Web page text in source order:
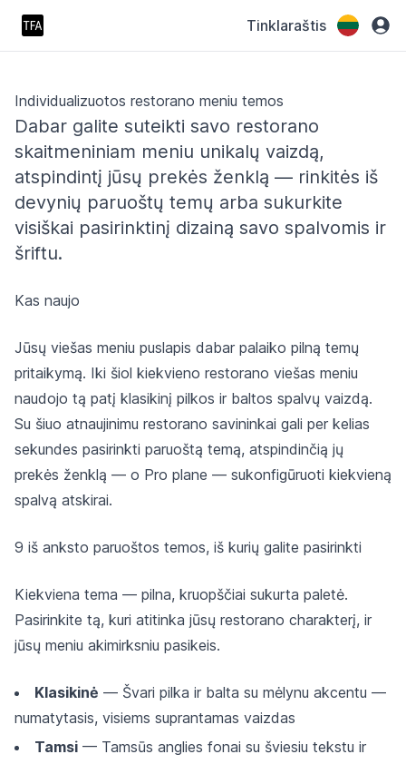
Tinklaraštis
Individualizuotos restorano meniu temos
Dabar galite suteikti savo restorano
skaitmeniniam meniu unikalų vaizdą,
atspindintį jūsų prekės ženklą — rinkitės iš
devynių paruoštų temų arba sukurkite
visiškai pasirinktinį dizainą savo spalvomis ir
šriftu.
Kas naujo
Jūsų viešas meniu puslapis dabar palaiko pilną temų
pritaikymą. Iki šiol kiekvieno restorano viešas meniu
naudojo tą patį klasikinį pilkos ir baltos spalvų vaizdą.
Su šiuo atnaujinimu restorano savininkai gali per kelias
sekundes pasirinkti paruoštą temą, atspindinčią jų
prekės ženklą — o Pro plane — sukonfigūruoti kiekvieną
spalvą atskirai.
9 iš anksto paruoštos temos, iš kurių galite pasirinkti
Kiekviena tema — pilna, kruopščiai sukurta paletė.
Pasirinkite tą, kuri atitinka jūsų restorano charakterį, ir
jūsų meniu akimirksniu pasikeis.
Klasikinė — Švari pilka ir balta su mėlynu akcentu —
numatytasis, visiems suprantamas vaizdas
Tamsi — Tamsūs anglies fonai su šviesiu tekstu ir